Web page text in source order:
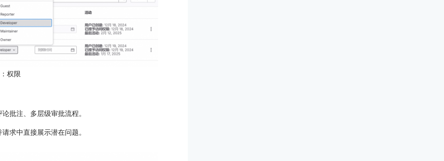
权限
批注、多层级审批流程。
求中直接展示潜在问题。